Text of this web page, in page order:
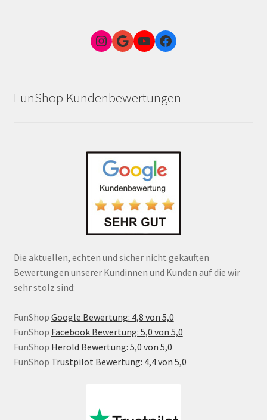
Instagram
Google Link zum FunShop WienYouTubeFacebook
FunShop Kundenbewertungen
Die aktuellen, echten und sicher nicht gekauften
Bewertungen unserer Kundinnen und Kunden auf die wir
sehr stolz sind:
FunShop Google Bewertung: 4,8 von 5,0
FunShop Facebook Bewertung: 5,0 von 5,0
FunShop Herold Bewertung: 5,0 von 5,0
FunShop Trustpilot Bewertung: 4,4 von 5,0